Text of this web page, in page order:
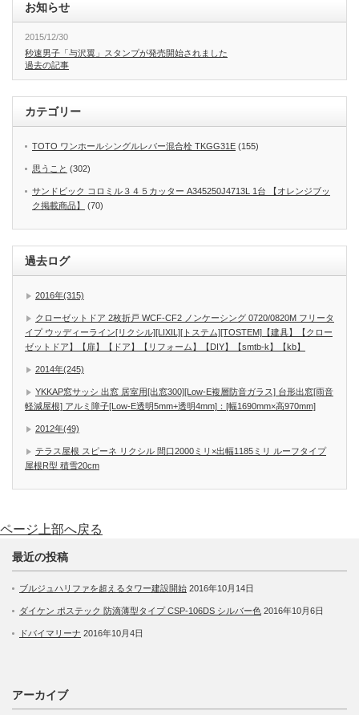
お知らせ
2015/12/30
秒速男子「与沢翼」スタンプが発売開始されました
過去の記事
カテゴリー
TOTO ワンホールシングルレバー混合栓 TKGG31E (155)
思うこと (302)
サンドビック コロミル３４５カッター A345250J4713L 1台 【オレンジブッ
ク掲載商品】
(70)
過去ログ
2016年(315)
クローゼットドア 2枚折戸 WCF-CF2 ノンケーシング 0720/0820M フリータ
イプ ウッディーライン[リクシル][LIXIL][トステム][TOSTEM]【建具】【クロー
ゼットドア】【扉】【ドア】【リフォーム】【DIY】【smtb-k】【kb】
2014年(245)
YKKAP窓サッシ 出窓 居室用[出窓300][Low-E複層防音ガラス] 台形出窓[雨音
軽減屋根] アルミ障子[Low-E透明5mm+透明4mm]：[幅1690mm×高970mm]
2012年(49)
テラス屋根 スピーネ リクシル 間口2000ミリ×出幅1185ミリ ルーフタイプ
屋根R型 積雪20cm
ページ上部へ戻る
最近の投稿
ブルジュハリファを超えるタワー建設開始 2016年10月14日
ダイケン ポステック 防滴薄型タイプ CSP-106DS シルバー色 2016年10月6日
ドバイマリーナ 2016年10月4日
アーカイブ